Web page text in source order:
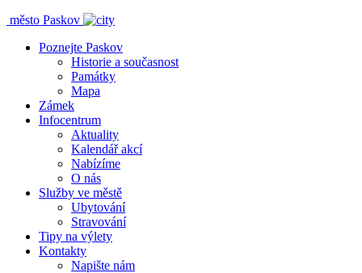
město Paskov
Poznejte Paskov
Historie a současnost
Památky
Mapa
Zámek
Infocentrum
Aktuality
Kalendář akcí
Nabízíme
O nás
Služby ve městě
Ubytování
Stravování
Tipy na výlety
Kontakty
Napište nám